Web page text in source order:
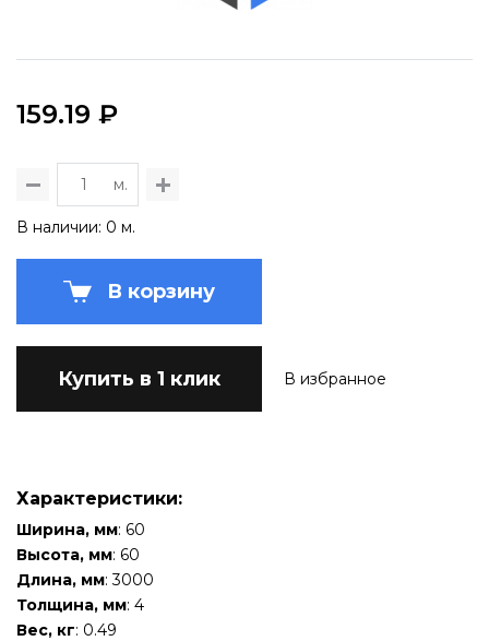
159.19 ₽
м.
В наличии: 0 м.
В корзину
Купить в 1 клик В избранное
Характеристики:
Ширина, мм: 60
Высота, мм: 60
Длина, мм: 3000
Толщина, мм: 4
Вес, кг: 0.49